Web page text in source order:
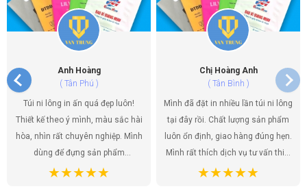
14/06/2026
Anh Hoàng
( Tân Phú )
Túi ni lông in ấn quá đẹp luôn!
Thiết kế theo ý mình, màu sắc hài
hòa, nhìn rất chuyên nghiệp. Mình
dùng để đựng sản phẩm
handmade của shop, khách hàng
Chị Hoàng Anh
( Tân Bình )
Mình đã đặt in nhiều lần túi ni lông
tại đây rồi. Chất lượng sản phẩm
luôn ổn định, giao hàng đúng hẹn.
Mình rất thích dịch vụ tư vấn thiết
kế, họ giúp mình có được những